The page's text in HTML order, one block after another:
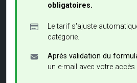
obligatoires.
Le tarif s'ajuste
catégorie.
Après validation du
un e-mail avec votre accès